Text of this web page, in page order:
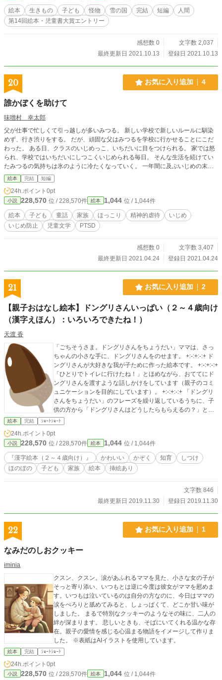
絵本 生きもの 子ども 怪物 雪の国 完結 短編
人間
第14回絵本・児童書大賞エントリー
感想数 0
文字数 2,037
最終更新日 2021.10.13
登録日 2021.10.13
20 お気に入り追加 4
誰かぼくを助けて
味噌村 幸太郎
父が仕事で忙しくて引っ越しが多いみつる。 新しい学校で新しいルールに馴染
めず、行き渋りをする。 だが、頑固な父はみつるを学校に行かせることにこだ
わった。 ある日、クラスのいじめっこ、いちだいに目をつけられる。 家では怒
られ、学校ではいちだいにしつこくいじめられる毎日。 そんな生活を続けてい
たみつるの気持ちは氷のように冷たくなっていく。 一年間に及ぶいじめの末、
みつるの下した決断とは？ ※本作はいじめをテーマにしております 絵本の原作
ですが、作品中に陰湿ないじめ描写があります。 小さなお子さんには十分気を
付けてください。 それと過去にいじめを体験された方はフラッシュバックを起
こすかもしれないので、 閲覧には十分に注意されてください。
絵本 完結 短編
24h.ポイント 0pt
小説 228,570 位 / 228,570件 絵本 1,044 位 / 1,044件
絵本 子ども 童話 家族 ほっこり 精神的虐待
いじめ
いじめ防止
児童文学 PTSD
感想数 0
文字数 3,407
最終更新日 2021.04.24
登録日 2021.04.24
21 お気に入り追加 2
【親子おはなし絵本】ドングリさんいっぱい（２～４歳向け
（漢字えほん）：いろいろできたね！）
天渡 香
「ごちそうさま。ドングリさんをちょうだい」ママは、さっ
ちゃんの小さな手に、ドングリさんをのせます。 +:-:+:-:+ ド
ングリさんが大好きな我が子ために作った絵本です。 +:-:+:-:+
「ひとりでトイレに行けたね！」とほめながら、おててにド
ングリさんを渡すような話しかけをしています（親子のコミ
ュニケーションを目的にしています）。 +:-:+:-:+ 「ドングリ
さんをちょうだい」のフレーズを繰り返しているうちに、子
供の方から「ドングリさんはどうしたらもらえるの？」とた
ずねてくれたので、「ひとりでお着がえできたら、ドングリ
さんをもらえるよ～」と、我が家では親子の会話がはずみま
した。 +:-:+:-:+ 寝る前に、今日の「いろいろできたね！」を
お話しするのにもぴったりです！ +:-:+:-:+ ２歳の頃から、園
で『漢字えほん（漢字が含まれている童話の本）』に親しん
でいる我が子。出版数の少ない、低年齢向けの『漢字えほ
ん』を自分で作ってみました。漢字がまじる事で、大人もス
て、子供が喜ぶなど、ひらがなだけの絵本にはない発見の楽
しさがあるようです。 +:-:+:-:+ 未満児（１～３歳頃）に漢字
に見えるようです。漢字の成り立ちなどの『漢字えほん』は
多数ありますが、童話に『漢字とひらがなとカタカナ』を含
です。
絵本 完結 ｼｮｰﾄｼｮｰﾄ
24h.ポイント 0pt
小説 228,570 位 / 228,570件 絵本 1,044 位 / 1,044件
『漢字絵本（２～４歳向け）』 かわいい かぞく 知育
しつけ
ほのぼの
子ども 家族 絵本 挿絵あり
文字数 846
最終更新日 2019.11.30
登録日 2019.11.30
22 お気に入り追加 1
なみだのしおクッキー
iminia
クスン、クスン。涙があふれるママを見た、小さな女の子が
そっと寄り添い、いつもとは逆に今度は彼女がママを慰めま
す。いつもは泣いているのは自分の方なのに、今日はママの
涙をぺろりと舐めてみると、しょっぱくて、どこか甘い味が
しました。 まるで特別なクッキーのようなその味に、二人の
絆が深まります。 悲しいときも、そばにいてくれる温かな存
在。親子の愛情を感じる心温まる物語をイメージして作りま
した。 ※表紙はAIイラストを使用しています。
絵本 完結 ｼｮｰﾄｼｮｰﾄ
24h.ポイント 0pt
小説 228,570 位 / 228,570件 絵本 1,044 位 / 1,044件